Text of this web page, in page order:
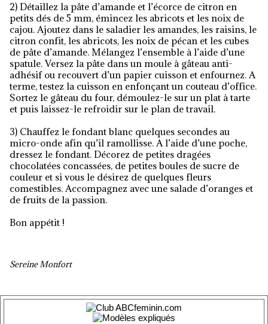
2) Détaillez la pâte d’amande et l’écorce de citron en
petits dés de 5 mm, émincez les abricots et les noix de
cajou. Ajoutez dans le saladier les amandes, les raisins, le
citron confit, les abricots, les noix de pécan et les cubes
de pâte d’amande. Mélangez l’ensemble à l’aide d’une
spatule. Versez la pâte dans un moule à gâteau anti-
adhésif ou recouvert d’un papier cuisson et enfournez. A
terme, testez la cuisson en enfonçant un couteau d’office.
Sortez le gâteau du four, démoulez-le sur un plat à tarte
et puis laissez-le refroidir sur le plan de travail.
3) Chauffez le fondant blanc quelques secondes au
micro-onde afin qu’il ramollisse. A l’aide d’une poche,
dressez le fondant. Décorez de petites dragées
chocolatées concassées, de petites boules de sucre de
couleur et si vous le désirez de quelques fleurs
comestibles. Accompagnez avec une salade d’oranges et
de fruits de la passion.
Bon appétit !
Sereine Monfort